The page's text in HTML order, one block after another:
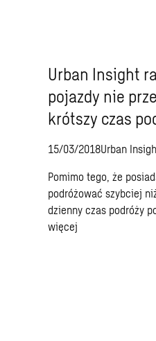
Urban Insight
pojazdy nie
krótszy czas
15/03/2018Urban
Pomimo tego, że
podróżować szybciej
dzienny czas podróży
więcej